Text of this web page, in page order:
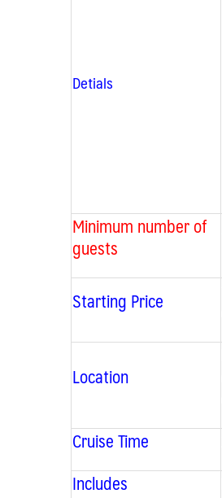
Detials
Minimum number of
guests
Starting Price
Location
Cruise Time
Includes